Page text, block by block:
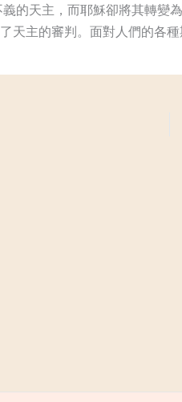
的天主，而耶穌卻將其轉
天主的審判。面對人們的各